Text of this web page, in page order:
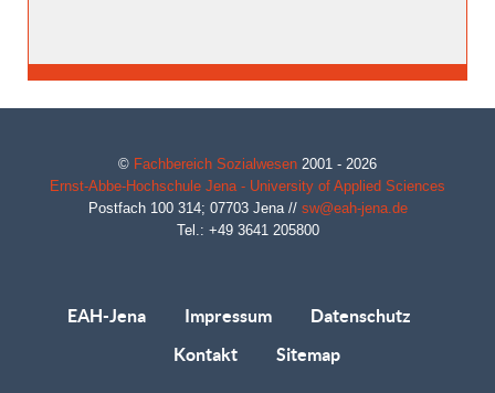
© Fachbereich Sozialwesen 2001 - 2026
Ernst-Abbe-Hochschule Jena - University of Applied Sciences
Postfach 100 314; 07703 Jena// sw@eah-jena.de
Tel.: +49 3641 205800
EAH-Jena Impressum
Datenschutz
Kontakt
Sitemap